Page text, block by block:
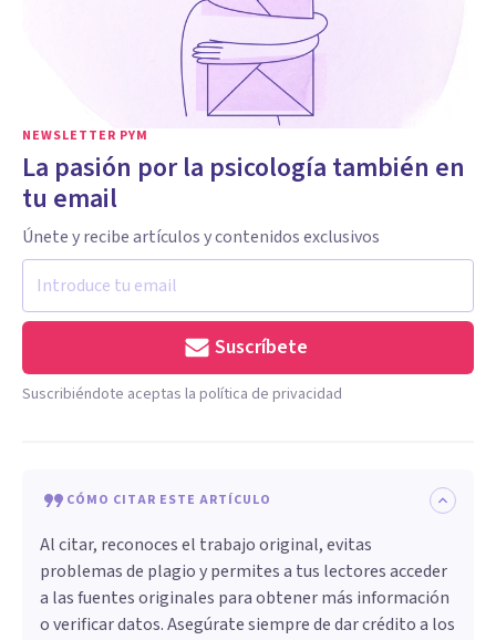
NEWSLETTER PYM
La pasión por la psicología también en
tu email
Únete y recibe artículos y contenidos exclusivos
Suscríbete
Suscribiéndote aceptas la política de privacidad
CÓMO CITAR ESTE ARTÍCULO
Al citar, reconoces el trabajo original, evitas
problemas de plagio y permites a tus lectores acceder
a las fuentes originales para obtener más información
o verificar datos. Asegúrate siempre de dar crédito a los